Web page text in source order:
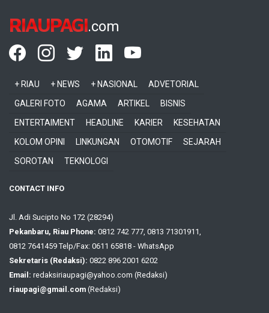
RIAUPAGI.com
+ RIAU + NEWS + NASIONAL
ADVETORIAL
GALERI FOTO
AGAMA ARTIKEL
BISNIS
ENTERTAIMENT
HEADLINE KARIER
KESEHATAN
KOLOM OPINI
LINKUNGAN OTOMOTIF
SEJARAH
SOROTAN
TEKNOLOGI
CONTACT INFO
Jl. Adi Sucipto No 172 (28294)
Pekanbaru, Riau Phone: 0812 742 777, 0813 71301911,
0812 7641459 Telp/Fax: 0611 65818 - WhatsApp
Sekretaris (Redaksi): 0822 896 2001 6202
Email: redaksiriaupagi@yahoo.com (Redaksi)
riaupagi@gmail.com (Redaksi)